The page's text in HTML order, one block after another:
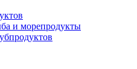
и морепродукты